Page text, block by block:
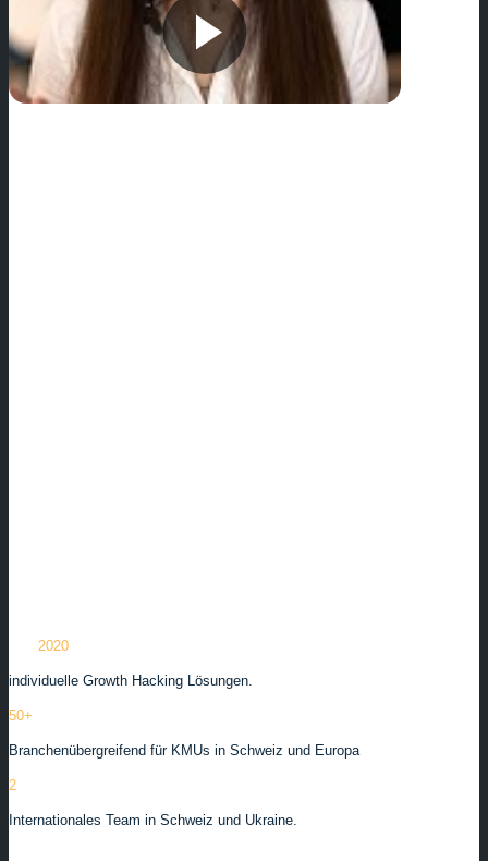
2020
individuelle Growth Hacking Lösungen.
50+
Branchenübergreifend für KMUs in Schweiz und Europa
2
Internationales Team in Schweiz und Ukraine.